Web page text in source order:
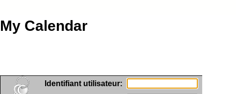
My Calendar
Identifiant utilisateur: